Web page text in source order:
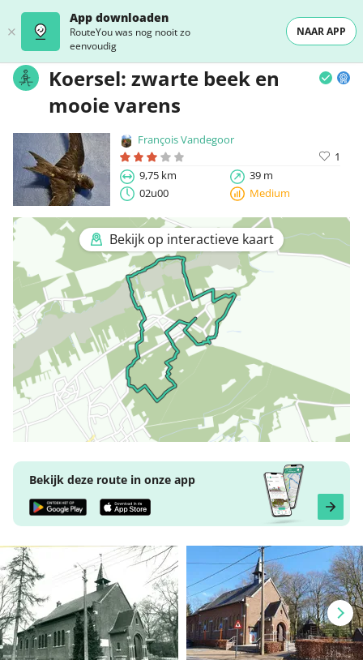
App downloaden
RouteYou was nog nooit zo
eenvoudig
NAAR APP
Koersel: zwarte beek en
mooie varens
François Vandegoor
1
9,75 km
39 m
02u00
Medium
Bekijk op interactieve kaart
Bekijk deze route in onze app